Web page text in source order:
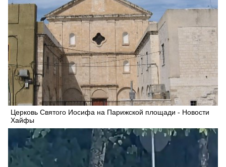
Церковь Святого Иосифа на Парижской площади - Новости
Хайфы